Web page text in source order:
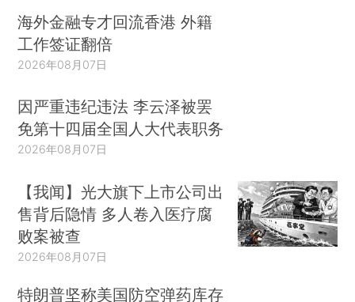
海外金融专才回流香港 外籍
工作签证翻倍
2026年08月07日
因严重违纪违法 李云泽被罢
免第十四届全国人大代表职务
2026年08月07日
【我闻】光大旗下上市公司出
售背后隐情 多人卷入医疗腐
败案被查
2026年08月07日
特朗普坚称美国防空弹药库存